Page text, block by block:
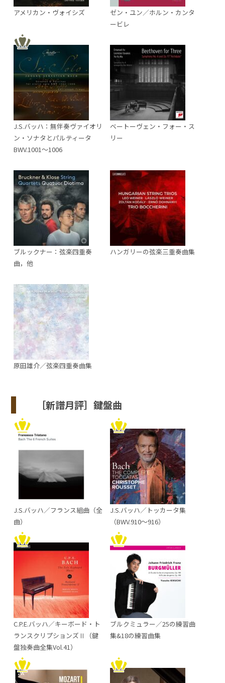
アメリカン・ヴォイシズ
ゼン・ユン／ホルン・カンタ
ービレ
J.S.バッハ：無伴奏ヴァイオリ
ン・ソナタとパルティータ
BWV.1001～1006
ベートーヴェン・フォー・ス
リー
ブルックナー：弦楽四重奏
曲，他
ハンガリーの弦楽三重奏曲集
原田雄介／弦楽四重奏曲集
［新譜月評］鍵盤曲
J.S.バッハ／フランス組曲（全
曲）
J.S.バッハ／トッカータ集
（BWV.910～916）
C.P.E.バッハ／キーボード・ト
ランスクリプションズⅡ（鍵
盤独奏曲全集Vol.41）
ブルクミュラー／25の練習曲
集&18の練習曲集